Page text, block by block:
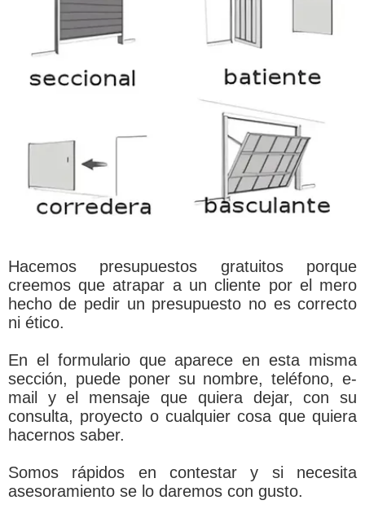
Hacemos presupuestos gratuitos porque
creemos que atrapar a un cliente por el mero
hecho de pedir un presupuesto no es correcto
ni ético.
En el formulario que aparece en esta misma
sección, puede poner su nombre, teléfono, e-
mail y el mensaje que quiera dejar, con su
consulta, proyecto o cualquier cosa que quiera
hacernos saber.
Somos rápidos en contestar y si necesita
asesoramiento se lo daremos con gusto.